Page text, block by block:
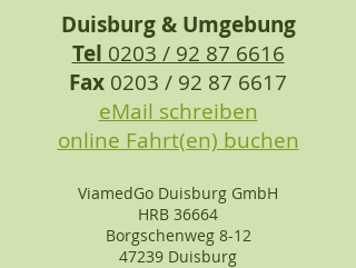
Duisburg & Umgebung
Tel 0203 / 92 87 6616
Fax 0203 / 92 87 6617
eMail schreiben
online Fahrt(en) buchen
ViamedGo Duisburg GmbH
HRB 36664
Borgschenweg 8-12
47239 Duisburg